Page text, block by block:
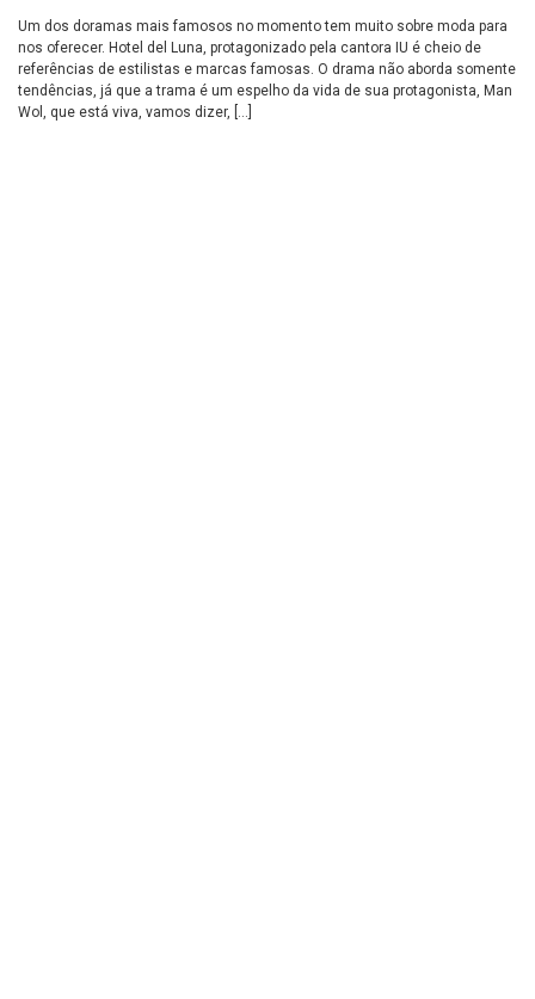
Um dos doramas mais famosos no momento tem muito sobre moda para
nos oferecer. Hotel del Luna, protagonizado pela cantora IU é cheio de
referências de estilistas e marcas famosas. O drama não aborda somente
tendências, já que a trama é um espelho da vida de sua protagonista, Man
Wol, que está viva, vamos dizer, […]